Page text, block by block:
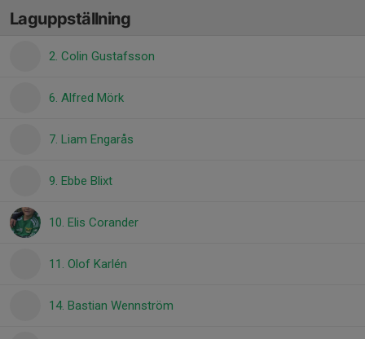
Laguppställning
2. Colin Gustafsson
6. Alfred Mörk
7. Liam Engarås
9. Ebbe Blixt
10. Elis Corander
11. Olof Karlén
14. Bastian Wennström